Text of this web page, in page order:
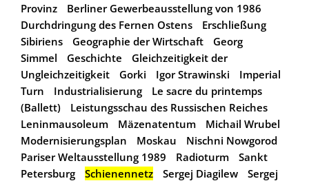
Provinz
Berliner Gewerbeausstellung von 1986
Durchdringung des Fernen Ostens
Erschließung
Sibiriens
Geographie der Wirtschaft
Georg
Simmel
Geschichte
Gleichzeitigkeit der
Ungleichzeitigkeit
Gorki Igor Strawinski
Imperial
Turn
Industrialisierung
Le sacre du printemps
(Ballett)
Leistungsschau des Russischen Reiches
Leninmausoleum
Mäzenatentum
Michail Wrubel
Modernisierungsplan
Moskau
Nischni Nowgorod
Pariser Weltausstellung 1989
Radioturm
Sankt
Petersburg
Schienennetz Sergej Diagilew
Sergej